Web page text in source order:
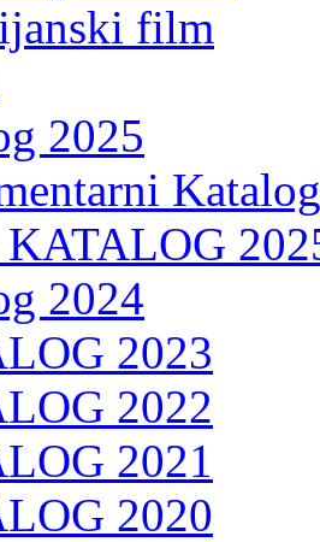
film
2025
Katalog
2024
2023
2022
2021
2020